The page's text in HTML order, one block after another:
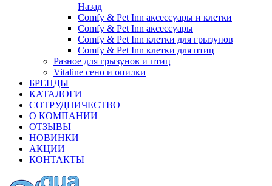
Назад
Comfy & Pet Inn аксессуары и клетки
Comfy & Pet Inn аксессуары
Comfy & Pet Inn клетки для грызунов
Comfy & Pet Inn клетки для птиц
Разное для грызунов и птиц
Vitaline сено и опилки
БРЕНДЫ
КАТАЛОГИ
СОТРУДНИЧЕСТВО
О КОМПАНИИ
ОТЗЫВЫ
НОВИНКИ
АКЦИИ
КОНТАКТЫ